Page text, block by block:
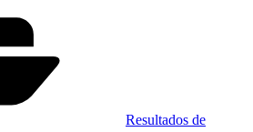
Resultados de